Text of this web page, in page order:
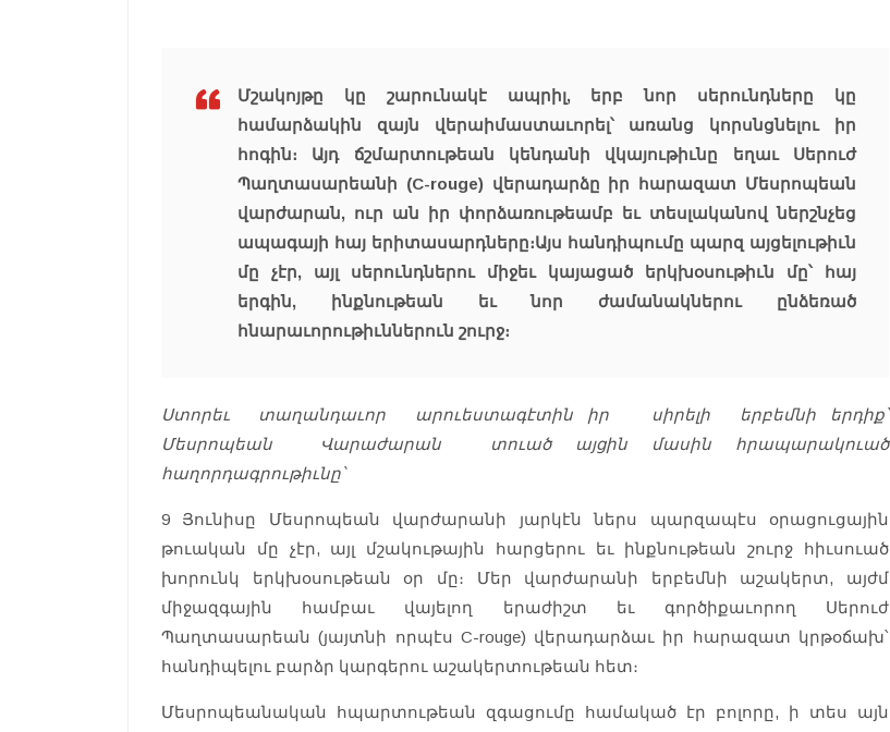
Մշակոյթը կը շարունակէ ապրիլ, երբ նոր սերունդները կը
համարձակին զայն վերաիմաստաւորել՝ առանց կորսնցնելու իր
հոգին։ Այդ ճշմարտութեան կենդանի վկայութիւնը եղաւ Սերուժ
Պաղտասարեանի (C-rouge) վերադարձը իր հարազատ Մեսրոպեան
վարժարան, ուր ան իր փորձառութեամբ եւ տեսլականով ներշնչեց
ապագայի հայ երիտասարդները։ Այս հանդիպումը պարզ այցելութիւն
մը չէր, այլ սերունդներու միջեւ կայացած երկխօսութիւն մը՝ հայ
երգին, ինքնութեան եւ նոր ժամանակներու ընձեռած
հնարաւորութիւններուն շուրջ։
Ստորեւ տաղանդաւոր արուեստագէտին իր սիրելի երբեմնի երդիք՝
Մեսրոպեան Վարաժարան տուած այցին մասին հրապարակուած
հաղորդագրութիւնը՝
9 Յունիսը Մեսրոպեան վարժարանի յարկէն ներս պարզապէս օրացուցային
թուական մը չէր, այլ մշակութային հարցերու եւ ինքնութեան շուրջ հիւսուած
խորունկ երկխօսութեան օր մը։ Մեր վարժարանի երբեմնի աշակերտ, այժմ
միջազգային համբաւ վայելող երաժիշտ եւ գործիքաւորող Սերուժ
Պաղտասարեան (յայտնի որպէս C-rouge) վերադարձաւ իր հարազատ կրթօճախ՝
հանդիպելու բարձր կարգերու աշակերտութեան հետ։
Մեսրոպեանական հպարտութեան զգացումը համակած էր բոլորը, ի տես այն